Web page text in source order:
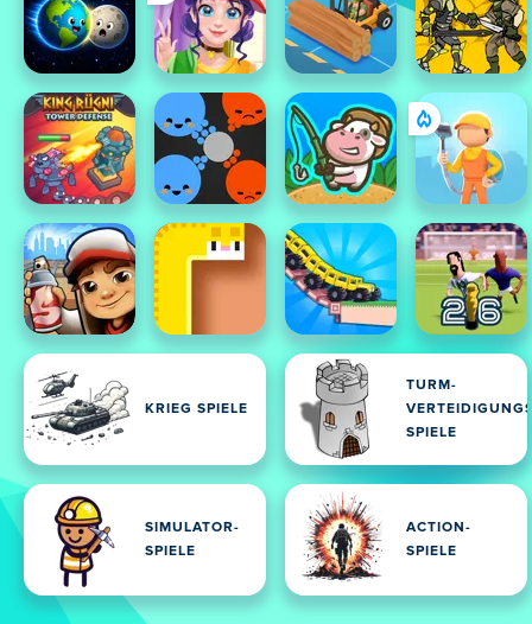
KRIEG SPIELE
TURM-
VERTEIDIGUNGS-
SPIELE
SIMULATOR-
SPIELE
ACTION-
SPIELE